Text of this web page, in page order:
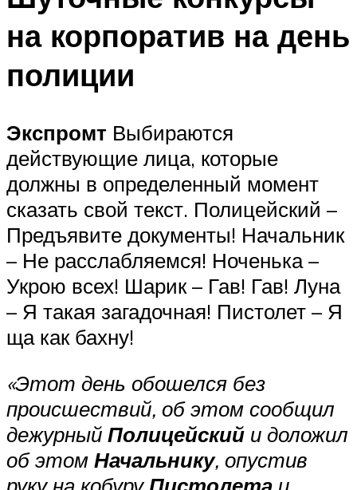
на корпоратив на день
полиции
Экспромт Выбираются
действующие лица, которые
должны в определенный момент
сказать свой текст. Полицейский –
Предъявите документы! Начальник
– Не расслабляемся! Ноченька –
Укрою всех! Шарик – Гав! Гав! Луна
– Я такая загадочная! Пистолет – Я
ща как бахну!
«Этот день обошелся без
происшествий, об этом сообщил
дежурный Полицейский и доложил
об этом Начальнику, опустив